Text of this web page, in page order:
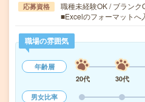
応募資格
職種未経験OK / ブランク
■Excelのフォーマットへ
職場の雰囲気
年齢層
20代
30代
男女比率